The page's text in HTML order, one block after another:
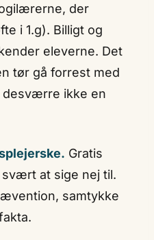
der
i 1.g). Billigt og
eleverne. Det
tør gå forrest med
desværre ikke en
Gratis
at sige nej til.
samtykke